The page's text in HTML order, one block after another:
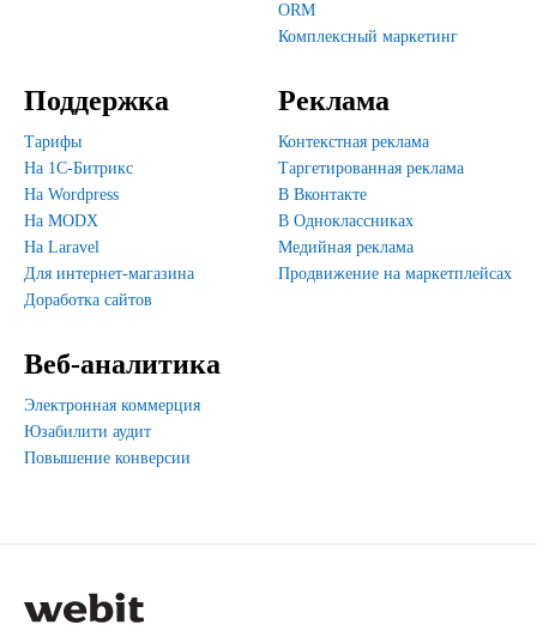
ORM
Комплексный маркетинг
Поддержка
Тарифы
На 1С-Битрикс
На Wordpress
На MODX
На Laravel
Для интернет-магазина
Доработка сайтов
Веб-аналитика
Электронная коммерция
Юзабилити аудит
Повышение конверсии
Реклама
Контекстная реклама
Таргетированная реклама
В Вконтакте
В Одноклассниках
Медийная реклама
Продвижение на маркетплейсах